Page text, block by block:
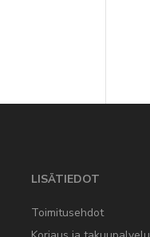
LISÄTIEDOT
Toimitusehdot